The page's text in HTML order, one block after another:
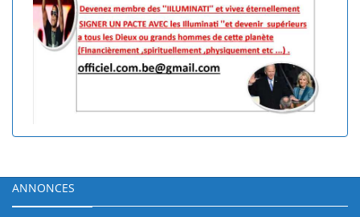
ANNONCES